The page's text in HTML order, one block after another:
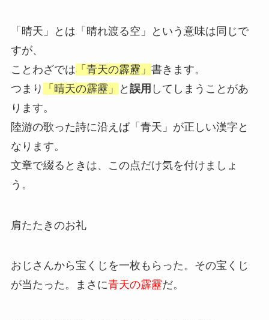
「晴天」とは「晴れ渡る空」という意味は同じで
すが、
ことわざでは 「青天の霹靂」 書きます。
つまり
「晴天の霹靂」 と 誤用 してしまうことがあ
ります。
陸游の歌った詩に沿えば「青天」が正しい漢字と
なります。
文章で綴るときは、この点だけ気を付けましょ
う。
肩たたきのお礼
おじさんから宝くじを一枚もらった。その宝くじ
が当たった。まさに青天の霹靂だ。